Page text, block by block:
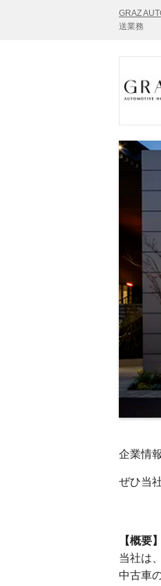
GRAZ
送業務
企業情
ぜひ当
【概要】
当社は
中古車